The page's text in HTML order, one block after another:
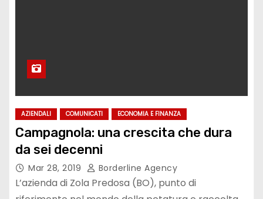
AZIENDALI COMUNICATI ECONOMIA E FINANZA
Campagnola: una crescita che dura
da sei decenni
Mar 28, 2019 Borderline Agency
L’azienda di Zola Predosa (BO), punto di